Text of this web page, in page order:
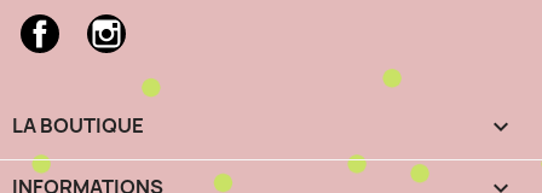
FacebookInstagram
LA BOUTIQUE 
INFORMATIONS